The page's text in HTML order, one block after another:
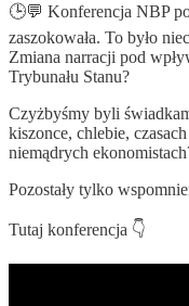
🕒💬 Konferencja NBP
zaszokowała. To było
Zmiana narracji pod
Trybunału Stanu?
Czyżbyśmy byli
kiszonce, chlebie,
niemądrych
Pozostały tylko
Tutaj konferencja 👇